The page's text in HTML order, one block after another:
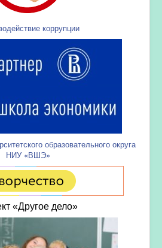
коррупции
образовательного округа
НИУ «ВШЭ»
«Другое дело»